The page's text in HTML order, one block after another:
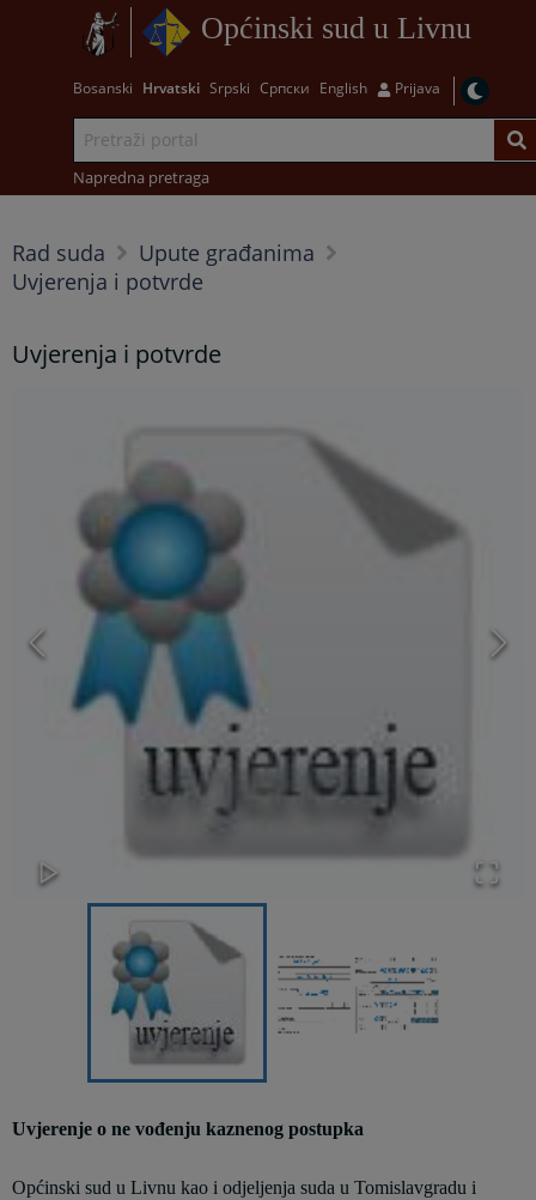
Općinski sud u Livnu
Bosanski Hrvatski Srpski Српски English Prijava
Napredna pretraga
Rad suda
Upute građanima
Uvjerenja i potvrde
Uvjerenja i potvrde
Uvjerenje o ne vođenju kaznenog postupka
Općinski sud u Livnu kao i odjeljenja suda u Tomislavgradu i